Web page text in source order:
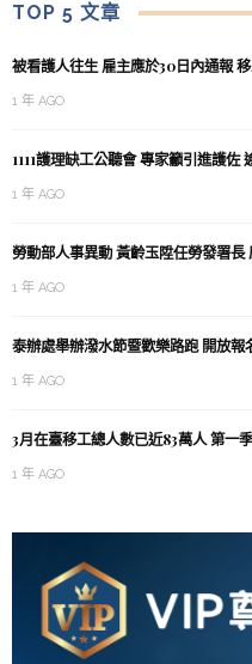
TOP 5 文章
被看護人往生 雇主應於30日內通報
1 年 AGO
1111護理缺工公聽會 專家籲引進護
1 年 AGO
勞動部人事異動 黃齡玉陞任勞發署
1 年 AGO
泰辦處舉辦潑水節暨歡樂路跑 開放報
1 年 AGO
3月在臺移工總人數已近83萬人 第一
1 年 AGO